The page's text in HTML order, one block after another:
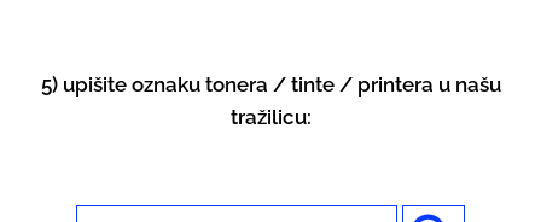
5) upišite oznaku tonera / tinte / printera u našu
tražilicu: